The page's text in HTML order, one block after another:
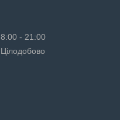
8:00 - 21:00
Цілодобово